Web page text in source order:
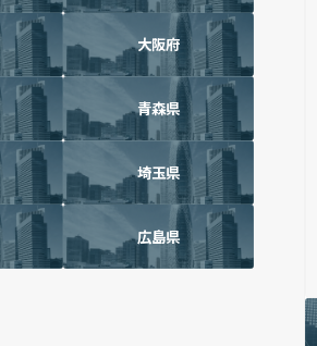
大阪府
青森県
埼玉県
広島県